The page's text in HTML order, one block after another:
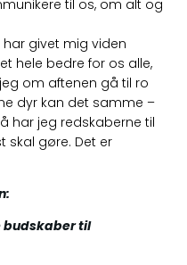
til os, om alt og
givet mig viden
hele bedre for os alle,
om aftenen gå til ro
dyr kan det samme –
har jeg redskaberne til
gøre. Det er
budskaber til